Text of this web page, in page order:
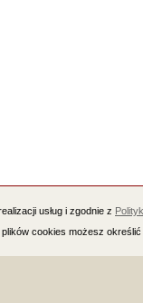
usług i zgodnie z
cookies możesz